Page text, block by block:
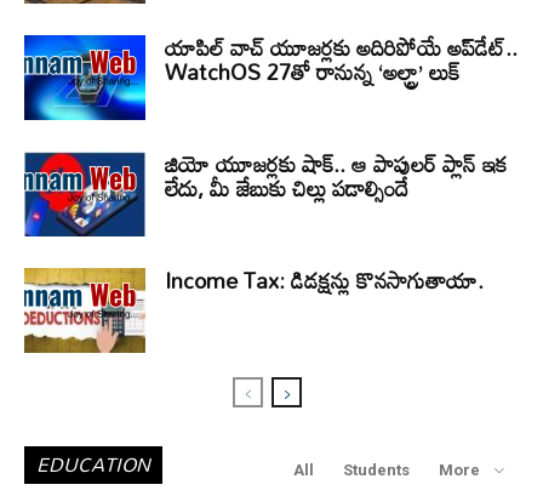
యాపిల్ వాచ్ యూజర్లకు అదిరిపోయే అప్‌డేట్..
WatchOS 27తో రానున్న ‘అల్ట్రా’ లుక్
జియో యూజర్లకు షాక్.. ఆ పాపులర్ ప్లాన్ ఇక
లేదు, మీ జేబుకు చిల్లు పడాల్సిందే
Income Tax: డిడక్షన్లు కొనసాగుతాయా.
EDUCATION All Students More